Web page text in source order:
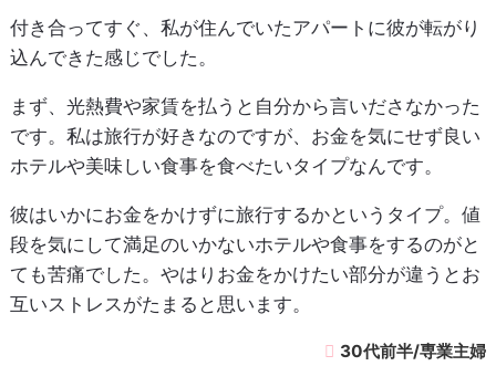
付き合ってすぐ、私が住んでいたアパートに彼が転がり
込んできた感じでした。
まず、光熱費や家賃を払うと自分から言いださなかった
です。私は旅行が好きなのですが、お金を気にせず良い
ホテルや美味しい食事を食べたいタイプなんです。
彼はいかにお金をかけずに旅行するかというタイプ。値
段を気にして満足のいかないホテルや食事をするのがと
ても苦痛でした。やはりお金をかけたい部分が違うとお
互いストレスがたまると思います。
30代前半/専業主婦